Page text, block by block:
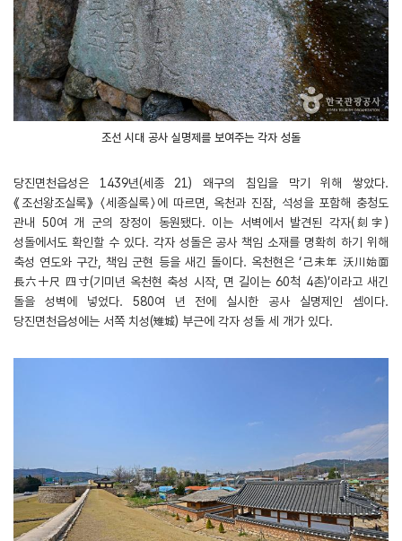
조선 시대 공사 실명제를 보여주는 각자 성돌
당진면천읍성은 1439년(세종 21) 왜구의 침입을 막기 위해 쌓았다.
《조선왕조실록》 〈세종실록〉에 따르면, 옥천과 진잠, 석성을 포함해 충청도
관내 50여 개 군의 장정이 동원됐다. 이는 서벽에서 발견된 각자(刻字)
성돌에서도 확인할 수 있다. 각자 성돌은 공사 책임 소재를 명확히 하기 위해
축성 연도와 구간, 책임 군현 등을 새긴 돌이다. 옥천현은 ‘己未年 沃川始面
長六十尺 四寸(기미년 옥천현 축성 시작, 면 길이는 60척 4촌)’이라고 새긴
돌을 성벽에 넣었다. 580여 년 전에 실시한 공사 실명제인 셈이다.
당진면천읍성에는 서쪽 치성(雉城) 부근에 각자 성돌 세 개가 있다.